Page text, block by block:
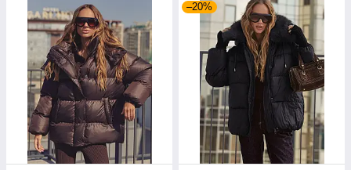
–20%